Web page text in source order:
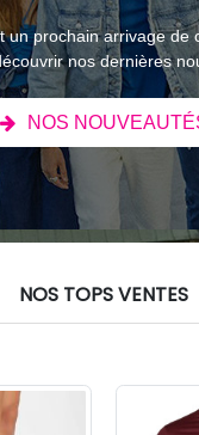
un prochain arrivage de
nos dernières
NOS
NOS TOPS VENTES